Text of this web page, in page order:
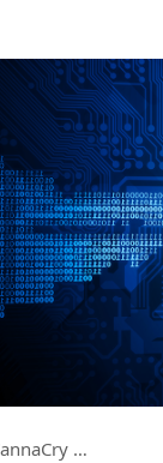
…